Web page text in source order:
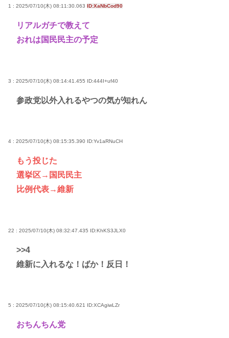
1 : 2025/07/10(木) 08:11:30.063 ID:XaNbCod90
リアルガチで教えて
おれは国民民主の予定
3 : 2025/07/10(木) 08:14:41.455 ID:444I+uf40
参政党以外入れるやつの気が知れん
4 : 2025/07/10(木) 08:15:35.390 ID:Yv1aRNuCH
もう投じた
選挙区→国民民主
比例代表→維新
22 : 2025/07/10(木) 08:32:47.435 ID:KhKS3JLX0
>>4
維新に入れるな！ばか！反日！
5 : 2025/07/10(木) 08:15:40.621 ID:XCAgiwLZr
おちんちん党